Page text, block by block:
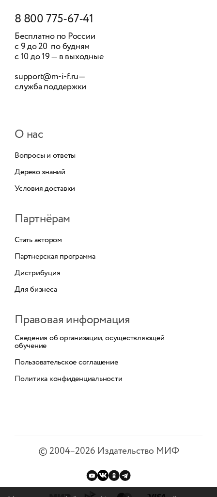
8 800 775-67-41
Бесплатно по России
с 9 до 20 по будням
с 10 до 19 — в выходные
support@m-i-f.ru—
служба поддержки
О нас
Вопросы и ответы
Дерево знаний
Условия доставки
Партнёрам
Стать автором
Партнерская программа
Дистрибуция
Для бизнеса
Правовая информация
Сведения об организации, осуществляющей
обучение
Пользовательское соглашение
Политика конфиденциальности
©2004–2026 Издательство МИФ